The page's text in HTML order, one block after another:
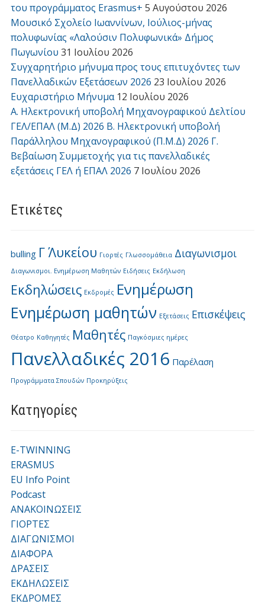
του προγράμματος Erasmus+ 5 Αυγούστου 2026
Μουσικό Σχολείο Ιωαννίνων, Ιούλιος-μήνας
πολυφωνίας «Λαλούσιν Πολυφωνικά» Δήμος
Πωγωνίου 31 Ιουλίου 2026
Συγχαρητήριο μήνυμα προς τους επιτυχόντες των
Πανελλαδικών Εξετάσεων 2026 23 Ιουλίου 2026
Ευχαριστήριο Μήνυμα 12 Ιουλίου 2026
Α. Ηλεκτρονική υποβολή Μηχανογραφικού Δελτίου
ΓΕΛ/ΕΠΑΛ (Μ.Δ) 2026 Β. Ηλεκτρονική υποβολή
Παράλληλου Μηχανογραφικού (Π.Μ.Δ) 2026 Γ.
Βεβαίωση Συμμετοχής για τις πανελλαδικές
εξετάσεις ΓΕΛ ή ΕΠΑΛ 2026 7 Ιουλίου 2026
Ετικέτες
bulling Γ΄ Λυκείου Γιορτές Γλωσσομάθεια Διαγωνισμοι
Διαγωνισμοι. Ενημέρωση Μαθητών Ειδήσεις Εκδήλωση
Εκδηλώσεις Εκδρομές Ενημέρωση
Ενημέρωση μαθητών Εξετάσεις Επισκέψεις
Θέατρο Καθηγητές Μαθητές Παγκόσμιες ημέρες
Πανελλαδικές 2016 Παρέλαση
Προγράμματα Σπουδών Προκηρύξεις
Kατηγορίες
E-TWINNING
ERASMUS
EU Info Point
Podcast
ΑΝΑΚΟΙΝΩΣΕΙΣ
ΓΙΟΡΤΕΣ
ΔΙΑΓΩΝΙΣΜΟΙ
ΔΙΑΦΟΡΑ
ΔΡΑΣΕΙΣ
ΕΚΔΗΛΩΣΕΙΣ
ΕΚΔΡΟΜΕΣ